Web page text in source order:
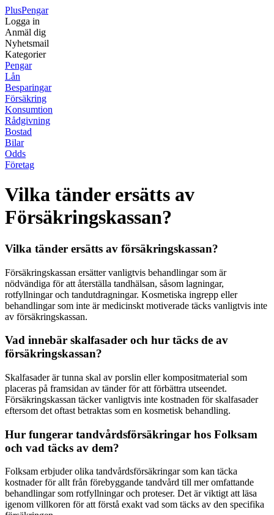
PlusPengar
Logga in
Anmäl dig
Nyhetsmail
Kategorier
Pengar
Lån
Besparingar
Försäkring
Konsumtion
Rådgivning
Bostad
Bilar
Odds
Företag
Vilka tänder ersätts av
Försäkringskassan?
Vilka tänder ersätts av försäkringskassan?
Försäkringskassan ersätter vanligtvis behandlingar som är
nödvändiga för att återställa tandhälsan, såsom lagningar,
rotfyllningar och tandutdragningar. Kosmetiska ingrepp eller
behandlingar som inte är medicinskt motiverade täcks vanligtvis inte
av försäkringskassan.
Vad innebär skalfasader och hur täcks de av
försäkringskassan?
Skalfasader är tunna skal av porslin eller kompositmaterial som
placeras på framsidan av tänder för att förbättra utseendet.
Försäkringskassan täcker vanligtvis inte kostnaden för skalfasader
eftersom det oftast betraktas som en kosmetisk behandling.
Hur fungerar tandvårdsförsäkringar hos Folksam
och vad täcks av dem?
Folksam erbjuder olika tandvårdsförsäkringar som kan täcka
kostnader för allt från förebyggande tandvård till mer omfattande
behandlingar som rotfyllningar och proteser. Det är viktigt att läsa
igenom villkoren för att förstå exakt vad som täcks av den specifika